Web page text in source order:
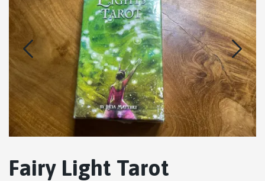
Fairy Light Tarot